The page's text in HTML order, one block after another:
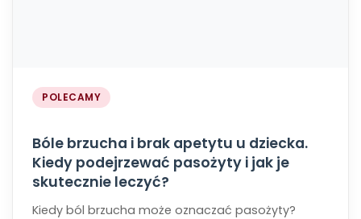
POLECAMY
Bóle brzucha i brak apetytu u dziecka.
Kiedy podejrzewać pasożyty i jak je
skutecznie leczyć?
Kiedy ból brzucha może oznaczać pasożyty?